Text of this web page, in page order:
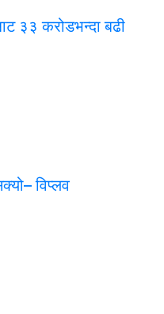
३३ करोडभन्दा बढी
विप्लव